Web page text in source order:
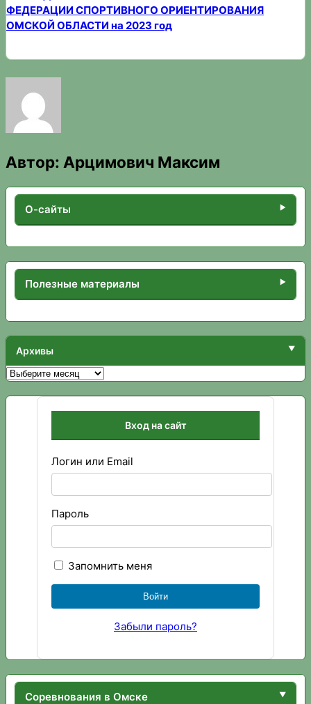
ФЕДЕРАЦИИ СПОРТИВНОГО ОРИЕНТИРОВАНИЯ
ОМСКОЙ ОБЛАСТИ на 2023 год
Автор: Арцимович Максим
О-сайты
Полезные материалы
Архивы
Архивы
Вход на сайт
Логин или Email
Пароль
Запомнить меня
Забыли пароль?
Соревнования в Омске